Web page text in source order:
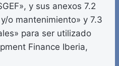
y sus anexos 7.2
o mantenimiento» y 7.3
para ser utilizado
Finance Iberia,